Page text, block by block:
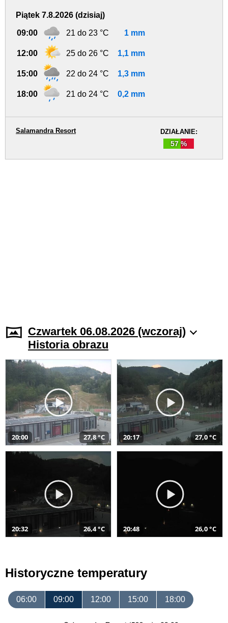
Piątek 7.8.2026 (dzisiaj)
09:00 21 do 23 °C 1 mm
12:00 25 do 26 °C 1,1 mm
15:00 22 do 24 °C 1,3 mm
18:00 21 do 24 °C 0,2 mm
DZIAŁANIE:
57 %
Salamandra Resort
Czwartek 06.08.2026 (wczoraj)
Historia obrazu
20:00 27,8 °C 20:17 27,0 °C
20:32 26,4 °C 20:48 26,0 °C
Historyczne temperatury
06:00 09:00 12:00 15:00 18:00